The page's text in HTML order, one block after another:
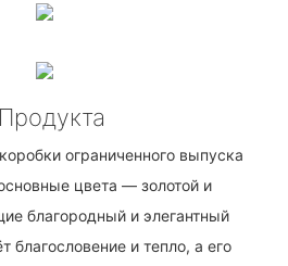
ограниченного выпуска
цвета — золотой и
благородный и элегантный
благословение и тепло, а его